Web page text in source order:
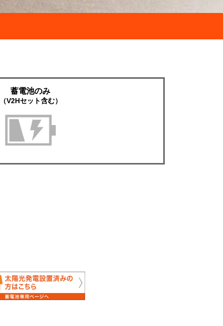
蓄電池のみ
V2Hセット含む）